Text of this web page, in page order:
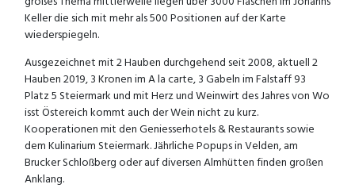
Keller die sich mit mehr als 500 Positionen auf der Karte
wiederspiegeln.
Ausgezeichnet mit 2 Hauben durchgehend seit 2008, aktuell 2
Hauben 2019, 3 Kronen im A la carte, 3 Gabeln im Falstaff 93
Platz 5 Steiermark und mit Herz und Weinwirt des Jahres von Wo
isst Östereich kommt auch der Wein nicht zu kurz.
Kooperationen mit den Geniesserhotels & Restaurants sowie
dem Kulinarium Steiermark. Jährliche Popups in Velden, am
Brucker Schloßberg oder auf diversen Almhütten finden großen
Anklang.